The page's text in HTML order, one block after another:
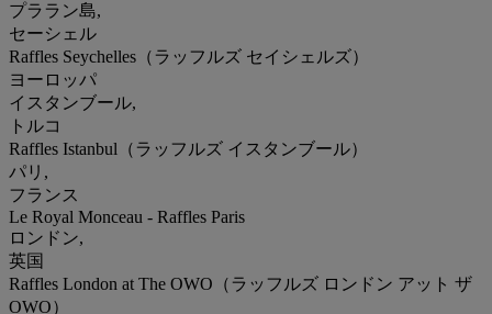
プララン島,
セーシェル
Raffles Seychelles（ラッフルズ セイシェルズ）
ヨーロッパ
イスタンブール,
トルコ
Raffles Istanbul（ラッフルズ イスタンブール）
パリ,
フランス
Le Royal Monceau - Raffles Paris
ロンドン,
英国
Raffles London at The OWO（ラッフルズ ロンドン アット ザ
OWO）